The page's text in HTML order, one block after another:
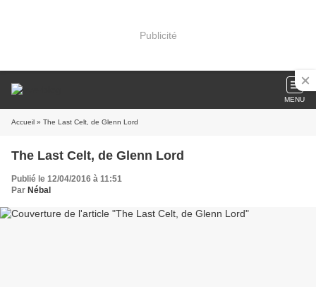
Publicité
MENU
Accueil » The Last Celt, de Glenn Lord
The Last Celt, de Glenn Lord
Publié le 12/04/2016 à 11:51
Par Nébal